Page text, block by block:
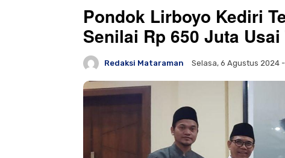
Pondok Lirboyo Kediri
Senilai Rp 650 Juta
Redaksi Mataraman Selasa, 6 Agustus 2024 -